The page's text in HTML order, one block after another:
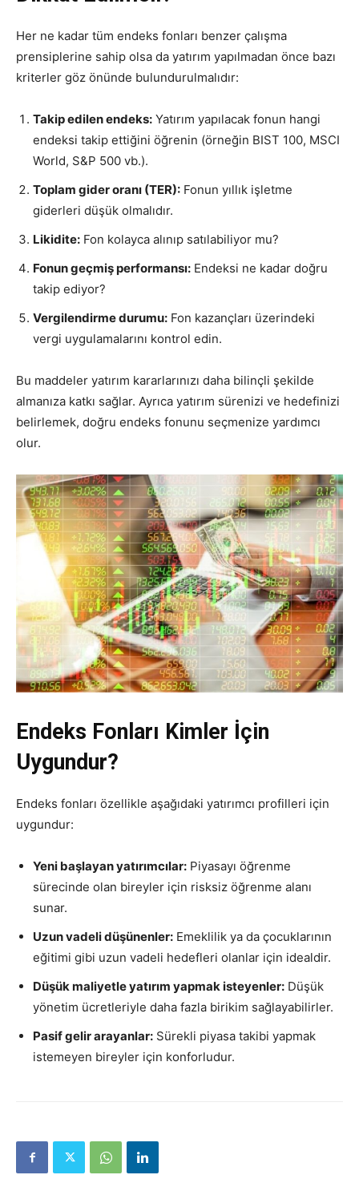
Her ne kadar tüm endeks fonları benzer çalışma
prensiplerine sahip olsa da yatırım yapılmadan önce bazı
kriterler göz önünde bulundurulmalıdır:
Takip edilen endeks: Yatırım yapılacak fonun hangi
endeksi takip ettiğini öğrenin (örneğin BIST 100, MSCI
World, S&P 500 vb.).
Toplam gider oranı (TER): Fonun yıllık işletme
giderleri düşük olmalıdır.
Likidite: Fon kolayca alınıp satılabiliyor mu?
Fonun geçmiş performansı: Endeksi ne kadar doğru
takip ediyor?
Vergilendirme durumu: Fon kazançları üzerindeki
vergi uygulamalarını kontrol edin.
Bu maddeler yatırım kararlarınızı daha bilinçli şekilde
almanıza katkı sağlar. Ayrıca yatırım sürenizi ve hedefinizi
belirlemek, doğru endeks fonunu seçmenize yardımcı
olur.
Endeks Fonları Kimler İçin
Uygundur?
Endeks fonları özellikle aşağıdaki yatırımcı profilleri için
uygundur:
Yeni başlayan yatırımcılar: Piyasayı öğrenme
sürecinde olan bireyler için risksiz öğrenme alanı
sunar.
Uzun vadeli düşünenler: Emeklilik ya da çocuklarının
eğitimi gibi uzun vadeli hedefleri olanlar için idealdir.
Düşük maliyetle yatırım yapmak isteyenler: Düşük
yönetim ücretleriyle daha fazla birikim sağlayabilirler.
Pasif gelir arayanlar: Sürekli piyasa takibi yapmak
istemeyen bireyler için konforludur.